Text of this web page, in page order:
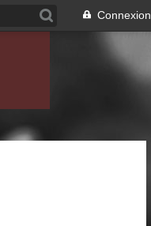
Connexion